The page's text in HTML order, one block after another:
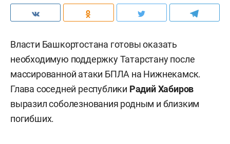
Власти Башкортостана готовы оказать
необходимую поддержку Татарстану после
массированной атаки БПЛА на Нижнекамск.
Глава соседней республики Радий Хабиров
выразил соболезнования родным и близким
погибших.